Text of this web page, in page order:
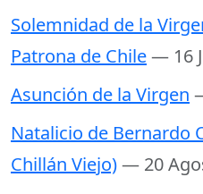
Solemnidad de la
Patrona de Chile— 16
Asunción de la Virgen
Natalicio de Bernardo
Chillán Viejo)— 20